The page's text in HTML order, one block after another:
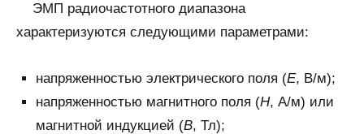
ЭМП радиочастотного диапазона
характеризуются следующими параметрами:
напряженностью электрического поля (E, В/м);
напряженностью магнитного поля (H, А/м) или
магнитной индукцией (B, Тл);